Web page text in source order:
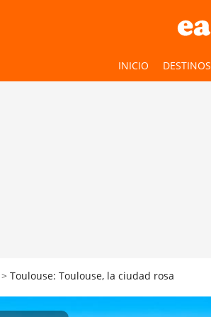
INICIO DESTINOS
Toulouse: Toulouse, la ciudad rosa